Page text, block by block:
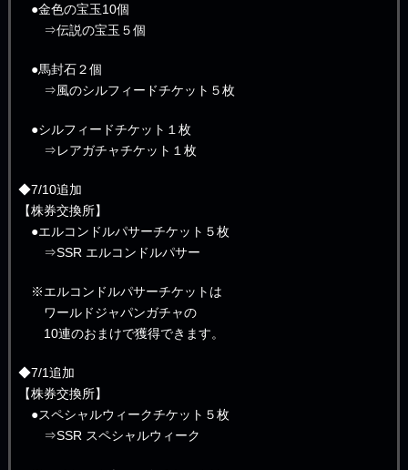
●金色の宝玉10個
⇒伝説の宝玉５個
●馬封石２個
⇒風のシルフィードチケット５枚
●シルフィードチケット１枚
⇒レアガチャチケット１枚
◆7/10追加
【株券交換所】
●エルコンドルパサーチケット５枚
⇒SSR エルコンドルパサー
※エルコンドルパサーチケットは
ワールドジャパンガチャの
10連のおまけで獲得できます。
◆7/1追加
【株券交換所】
●スペシャルウィークチケット５枚
⇒SSR スペシャルウィーク